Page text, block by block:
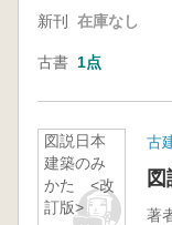
新刊 在庫なし
古書 1点
図説日本
建築のみ
かた <改
訂版>
古
著